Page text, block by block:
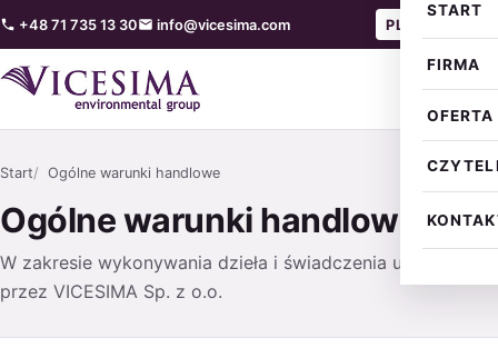
+48 71 735 13 30 info@vicesima.com PL
START
FIRMA
OFERTA
Start Ogólne warunki handlowe
Ogólne warunki handlowe
W zakresie wykonywania dzieła i świadczenia usług
przez VICESIMA Sp. z o.o.